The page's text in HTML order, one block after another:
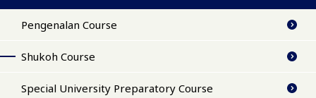
Pengenalan Course
Shukoh Course
Special University Preparatory Course